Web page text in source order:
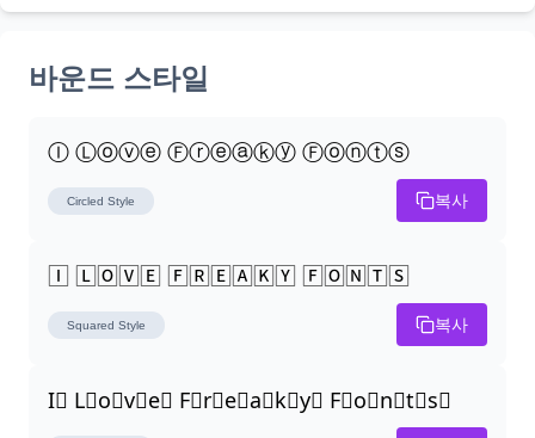
바운드 스타일
Ⓘ Ⓛⓞⓥⓔ Ⓕⓡⓔⓐⓚⓨ Ⓕⓞⓝⓣⓢ
Circled Style 복사
🄸 🄻🄾🅅🄴 🄵🅁🄴🄰🄺🅈 🄵🄾🄽🅃🅂
Squared Style 복사
I⃣ L⃣o⃣v⃣e⃣ F⃣r⃣e⃣a⃣k⃣y⃣ F⃣o⃣n⃣t⃣s⃣